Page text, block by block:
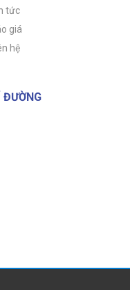
tức
giá
hệ
ĐƯỜNG